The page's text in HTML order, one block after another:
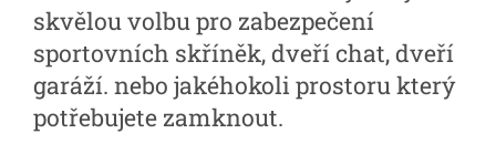
skvělou volbu pro zabezpečení
sportovních skříněk, dveří chat, dveří
garáží. nebo jakéhokoli prostoru který
potřebujete zamknout.